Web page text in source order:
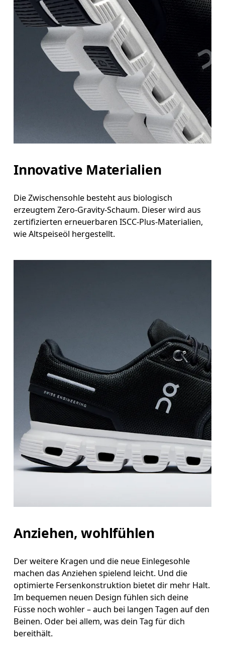
Innovative Materialien
Die Zwischensohle besteht aus biologisch
erzeugtem Zero-Gravity-Schaum. Dieser wird aus
zertifizierten erneuerbaren ISCC-Plus-Materialien,
wie Altspeiseöl hergestellt.
Anziehen, wohlfühlen
Der weitere Kragen und die neue Einlegesohle
machen das Anziehen spielend leicht. Und die
optimierte Fersenkonstruktion bietet dir mehr Halt.
Im bequemen neuen Design fühlen sich deine
Füsse noch wohler – auch bei langen Tagen auf den
Beinen. Oder bei allem, was dein Tag für dich
bereithält.